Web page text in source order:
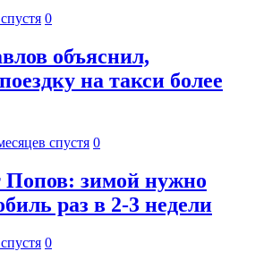
0
объяснил,
на такси более
спустя 0
Попов: зимой нужно
раз в 2-3 недели
0